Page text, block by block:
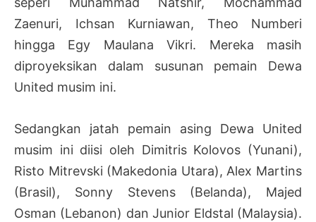
Zaenuri, Ichsan Kurniawan, Theo Numberi
hingga Egy Maulana Vikri. Mereka masih
diproyeksikan dalam susunan pemain Dewa
United musim ini.
Sedangkan jatah pemain asing Dewa United
musim ini diisi oleh Dimitris Kolovos (Yunani),
Risto Mitrevski (Makedonia Utara), Alex Martins
(Brasil), Sonny Stevens (Belanda), Majed
Osman (Lebanon) dan Junior Eldstal (Malaysia).